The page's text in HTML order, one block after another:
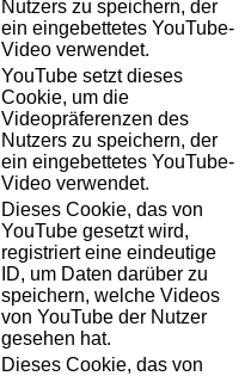
Nutzers zu speichern, der
ein eingebettetes YouTube-
Video verwendet.
YouTube setzt dieses
Cookie, um die
Videopräferenzen des
Nutzers zu speichern, der
ein eingebettetes YouTube-
Video verwendet.
Dieses Cookie, das von
YouTube gesetzt wird,
registriert eine eindeutige
ID, um Daten darüber zu
speichern, welche Videos
von YouTube der Nutzer
gesehen hat.
Dieses Cookie, das von